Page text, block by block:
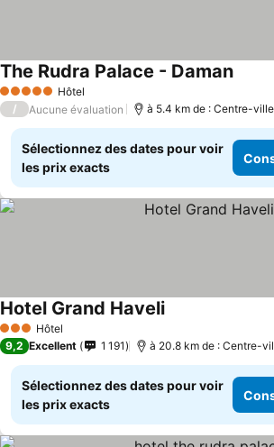
5 Étoiles Hôtel
The Rudra Palace - Daman
/ Aucune évaluation à 5.4 km de : Centre-ville
Sélectionnez des dates pour voir
les prix exacts
3 ÉtoilesHôtel
Hotel Grand Haveli
9,2 Excellent 1 191 à 20.8 km de : Centre-
Sélectionnez des dates pour voir
les prix exacts